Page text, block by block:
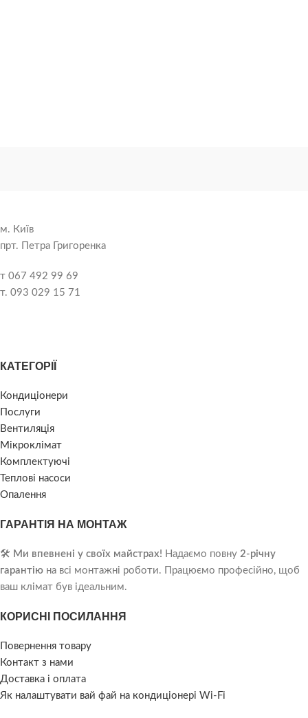
м. Київ
прт. Петра Григоренка
т 067 492 99 69
т. 093 029 15 71
КАТЕГОРІЇ
Кондиціонери
Послуги
Вентиляція
Мікроклімат
Комплектуючі
Теплові насоси
Опалення
ГАРАНТІЯ НА МОНТАЖ
🛠️ Ми впевнені у своїх майстрах! Надаємо повну 2-річну
гарантію на всі монтажні роботи. Працюємо професійно, щоб
ваш клімат був ідеальним.
КОРИСНІ ПОСИЛАННЯ
Повернення товару
Контакт з нами
Доставка і оплата
Як налаштувати вай фай на кондиціонері Wi-Fi